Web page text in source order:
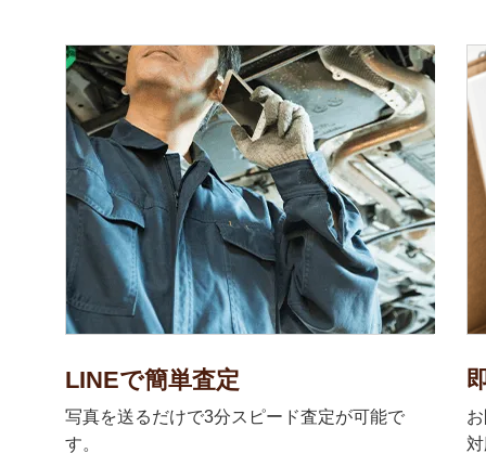
LINEで簡単査定
写真を送るだけで3分スピード査定が可能で
す。